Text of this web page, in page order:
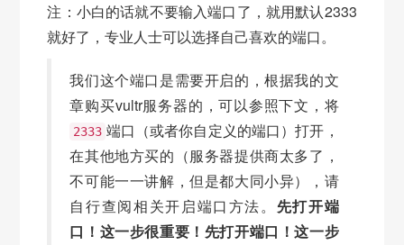
注：小白的话就不要输入端口了，就用默认2333
就好了，专业人士可以选择自己喜欢的端口。
我们这个端口是需要开启的，根据我的文
章购买vultr服务器的，可以参照下文，将
2333 端口（或者你自定义的端口）打开，
在其他地方买的（服务器提供商太多了，
不可能一一讲解，但是都大同小异），请
自行查阅相关开启端口方法。 先打开端
口！这一步很重要！先打开端口！这一步